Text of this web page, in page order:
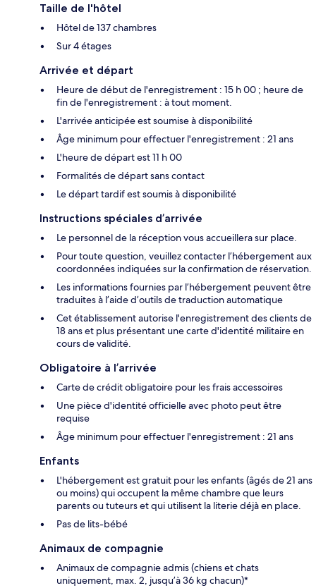
Taille de l'hôtel
Hôtel de 137 chambres
Sur 4 étages
Arrivée et départ
Heure de début de l'enregistrement : 15 h 00 ; heure de
fin de l'enregistrement : à tout moment.
L'arrivée anticipée est soumise à disponibilité
Âge minimum pour effectuer l'enregistrement : 21 ans
L'heure de départ est 11 h 00
Formalités de départ sans contact
Le départ tardif est soumis à disponibilité
Instructions spéciales d’arrivée
Le personnel de la réception vous accueillera sur place.
Pour toute question, veuillez contacter l’hébergement aux
coordonnées indiquées sur la confirmation de réservation.
Les informations fournies par l’hébergement peuvent être
traduites à l’aide d’outils de traduction automatique
Cet établissement autorise l'enregistrement des clients de
18 ans et plus présentant une carte d'identité militaire en
cours de validité.
Obligatoire à l’arrivée
Carte de crédit obligatoire pour les frais accessoires
Une pièce d'identité officielle avec photo peut être
requise
Âge minimum pour effectuer l'enregistrement : 21 ans
Enfants
L'hébergement est gratuit pour les enfants (âgés de 21 ans
ou moins) qui occupent la même chambre que leurs
parents ou tuteurs et qui utilisent la literie déjà en place.
Pas de lits-bébé
Animaux de compagnie
Animaux de compagnie admis (chiens et chats
uniquement, max. 2, jusqu’à 36 kg chacun)*